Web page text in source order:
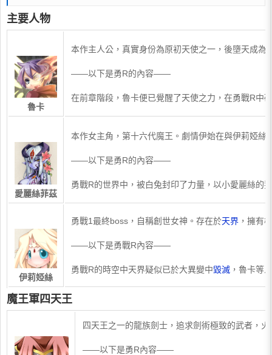
主要人物
魯卡
本作主人公，真實身份為原初天使之一，後墮天成為
——以下是勇R的內容——
在前章階段，魯卡便已覺醒了天使之力，在勇戰R中
愛麗絲菲茲
​本作女主角，第十六代魔王。劇情伊始在與伊莉婭絲
——以下是勇R的內容——
勇戰R的世界中，被白兔封印了力量，以小愛麗絲的
伊莉婭絲
​勇戰1最終boss，自稱創世女神。存在於天界 ，擁有
——以下是勇戰R內容——
勇戰R的時空中天界疑似已於大異變中毀滅 ，魯卡等
魔王軍四天王
四天王之一的龍族劍士，追求劍術極致的武者，
——以下是勇R內容——